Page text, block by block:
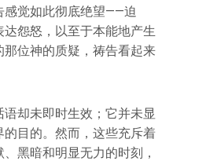
感觉如此彻底绝望——迫
怨怒，以至于本能地产生
那位神的质疑，祷告看起来
却未即时生效；它并未显
的目的。然而，这些充斥着
黑暗和明显无力的时刻，